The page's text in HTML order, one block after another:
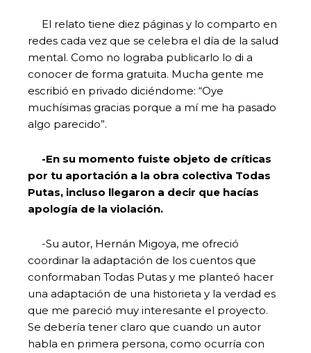
El relato tiene diez páginas y lo comparto en
redes cada vez que se celebra el día de la salud
mental. Como no lograba publicarlo lo di a
conocer de forma gratuita. Mucha gente me
escribió en privado diciéndome: “Oye
muchísimas gracias porque a mí me ha pasado
algo parecido”.
-En su momento fuiste objeto de críticas
por tu aportación a la obra colectiva Todas
Putas, incluso llegaron a decir que hacías
apología de la violación.
-Su autor, Hernán Migoya, me ofreció
coordinar la adaptación de los cuentos que
conformaban Todas Putas y me planteó hacer
una adaptación de una historieta y la verdad es
que me pareció muy interesante el proyecto.
Se debería tener claro que cuando un autor
habla en primera persona, como ocurría con